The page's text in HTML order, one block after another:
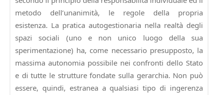
metodo dell’unanimità, le regole della propria
esistenza. La pratica autogestionaria nella realtà degli
spazi sociali (uno e non unico luogo della sua
sperimentazione) ha, come necessario presupposto, la
massima autonomia possibile nei confronti dello Stato
e di tutte le strutture fondate sulla gerarchia. Non può
essere, quindi, estranea a qualsiasi tipo di ingerenza